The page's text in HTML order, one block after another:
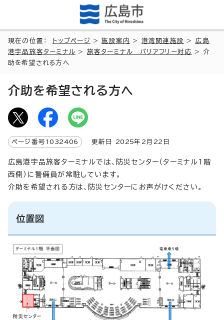
現在の位置： トップページ >施設案内 > 港湾関連施設 > 広島
港宇品旅客ターミナル > 旅客ターミナル バリアフリー対応
> 介
助を希望される方へ
介助を希望される方へ
ページ番号 1032406 更新日 2025年2月 22 日
広島港宇品旅客ターミナルでは、防災センター（ターミナル1階
西側）に警備員が常駐しています。
介助を希望される方は、防災センターにお声がけください。
位置図